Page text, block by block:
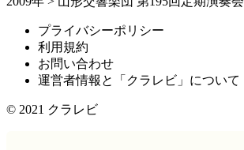
プライバシーポリシー
利用規約
お問い合わせ
運営者情報と「クラレビ」について
© 2021 クラレビ